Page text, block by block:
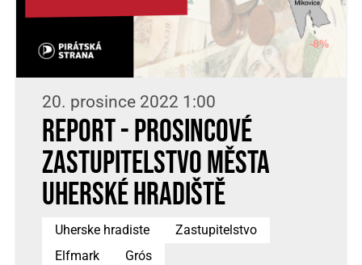
20. prosince 2022 1:00
Report - Prosincové
zastupitelstvo města
Uherské Hradiště
Uherske hradiste
Zastupitelstvo
Elfmark
Grós